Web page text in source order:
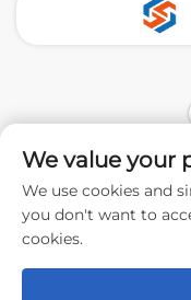
Autorsko pravo © 2024
Co.,
We value your
We use cookies and
you don't want to
cookies.